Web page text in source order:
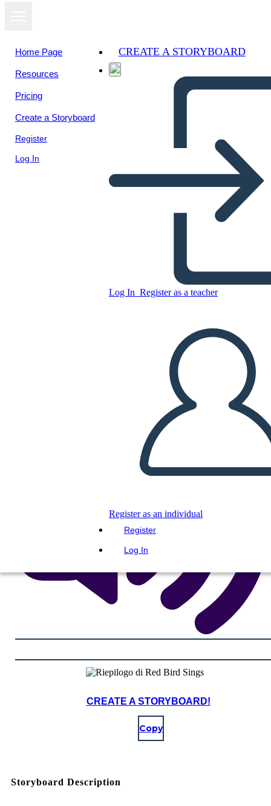
Home Page
Resources
Pricing
Create a Storyboard
Register
Log In
CREATE A STORYBOARD
Log In Register as a teacher
Register as an individual
Register
Log In
Riepilogo di Red Bird Sings
CREATE A STORYBOARD
PLAY SLIDESHOW
READ TO ME
CREATE A STORYBOARD!
Copy
Storyboard Description